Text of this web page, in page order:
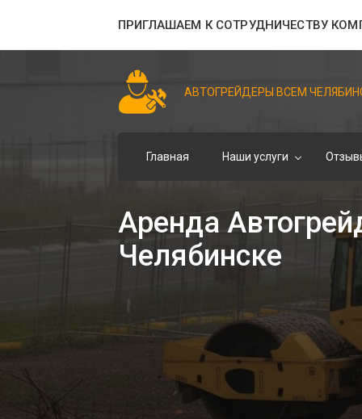
ПРИГЛАШАЕМ К СОТРУДНИЧЕСТВУ
АВТОГРЕЙДЕРЫ ВСЕМ
Главная Наши услуги
Аренда
Челябинске